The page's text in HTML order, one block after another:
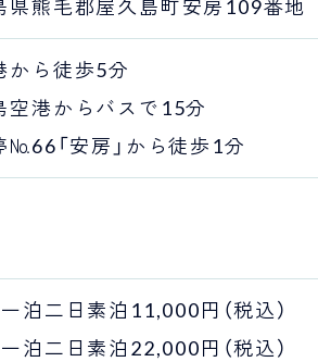
県熊毛郡屋久島町安房109番地
から徒歩5分
空港からバスで15分
№66「安房」から徒歩1分
泊二日素泊11,000円（税込）
泊二日素泊22,000円（税込）